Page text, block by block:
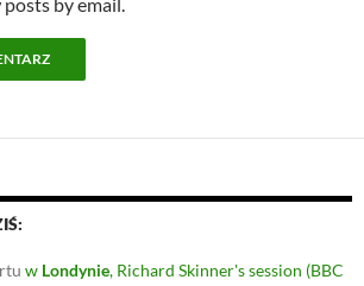
by email.
w Londynie, Richard Skinner's session (BBC